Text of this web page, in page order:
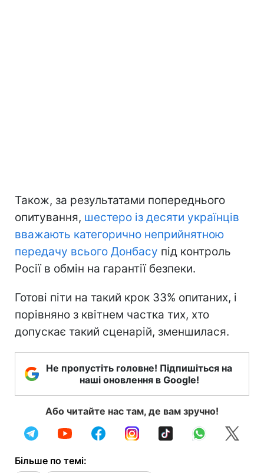
Також, за результатами попереднього
опитування, шестеро із десяти українців
вважають категорично неприйнятною
передачу всього Донбасу під контроль
Росії в обмін на гарантії безпеки.
Готові піти на такий крок 33% опитаних, і
порівняно з квітнем частка тих, хто
допускає такий сценарій, зменшилася.
Не пропустіть головне! Підпишіться на
наші оновлення в Google!
Або читайте нас там, де вам зручно!
Більше по темі: